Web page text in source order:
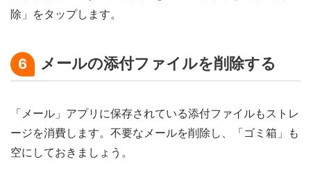
除」をタップします。
6 メールの添付ファイルを削除する
「メール」アプリに保存されている添付ファイルもストレ
ージを消費します。不要なメールを削除し、「ゴミ箱」も
空にしておきましょう。